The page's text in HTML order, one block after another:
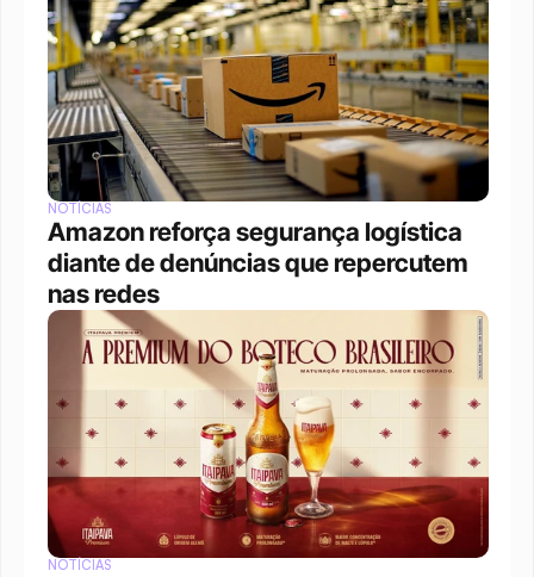
NOTÍCIAS
Amazon reforça segurança logística
diante de denúncias que repercutem
nas redes
NOTÍCIAS